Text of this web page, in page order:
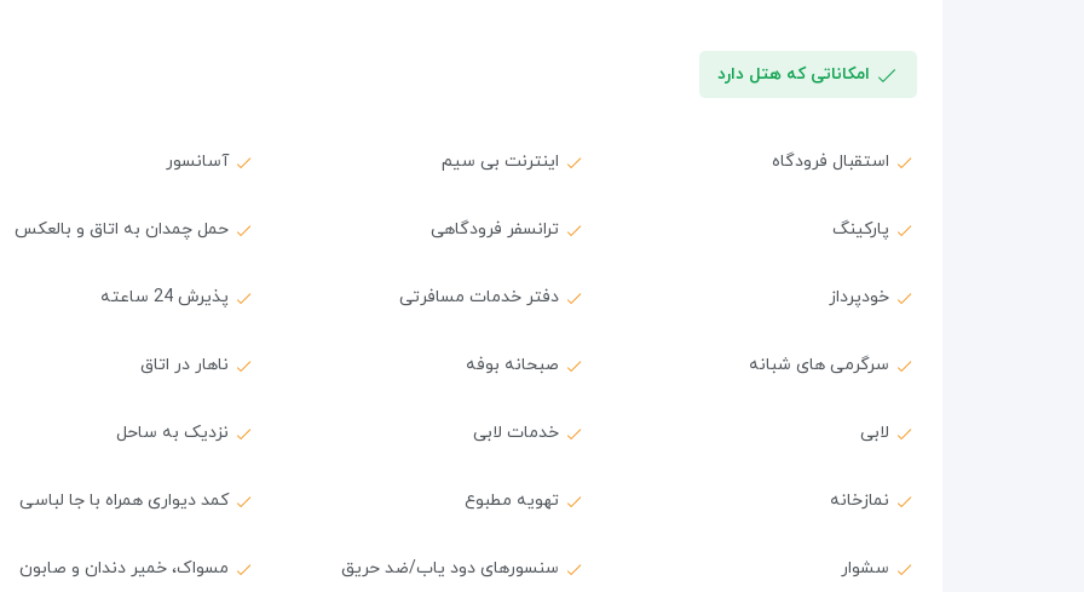
امکاناتی که هتل دارد
استقبال فرودگاه اینترنت بی سیم آسانسور
پارکینگ ترانسفر فرودگاهی حمل چمدان به اتاق و بالعکس
خودپرداز دفتر خدمات مسافرتی پذیرش 24 ساعته
سرگرمی های شبانه صبحانه بوفه ناهار در اتاق
لابی خدمات لابی نزدیک به ساحل
نمازخانه تهویه مطبوع کمد دیواری همراه با جا لباسی
سشوار سنسورهای دود یاب/ضد حریق مسواک، خمیر دندان و صابون